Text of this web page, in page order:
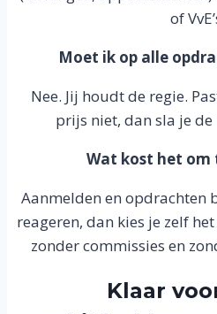
of
Moet ik op alle
Nee. Jij houdt de regie.
prijs niet, dan sla je de
Wat kost het om
Aanmelden en opdrachten
reageren, dan kies je zelf
zonder commissies en
Klaar